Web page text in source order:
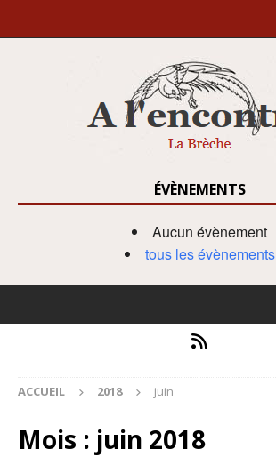
ÉVÈNEMENTS
Aucun évènement
tous les évènements
ACCUEIL 2018 juin
Mois : juin 2018